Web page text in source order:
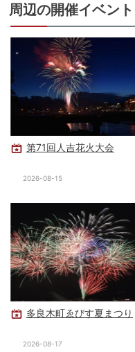
周辺の開催イベント
第71回人吉花火大会
2026-08-15
多良木町ゑびす夏まつり
2026-08-17